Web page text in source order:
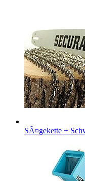
SÃ¤gekette +